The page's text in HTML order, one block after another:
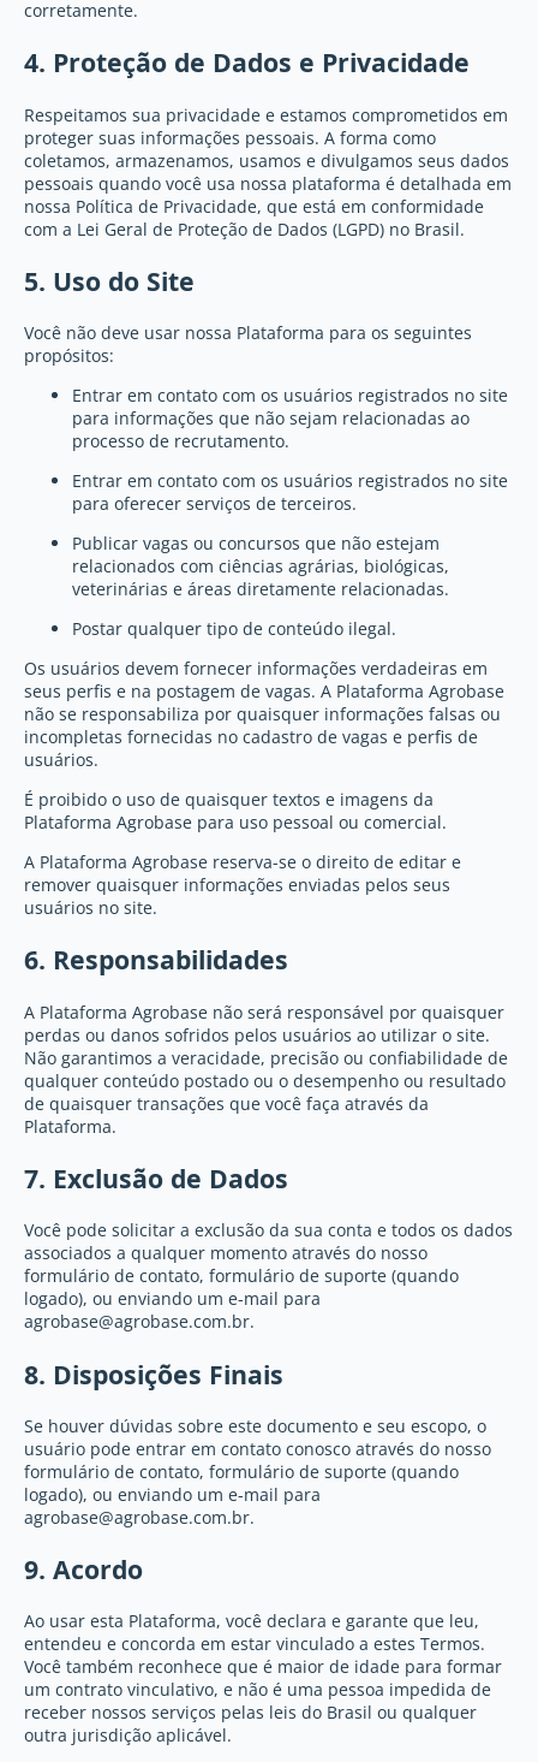
corretamente.
4. Proteção de Dados e Privacidade
Respeitamos sua privacidade e estamos comprometidos em
proteger suas informações pessoais. A forma como
coletamos, armazenamos, usamos e divulgamos seus dados
pessoais quando você usa nossa plataforma é detalhada em
nossa Política de Privacidade, que está em conformidade
com a Lei Geral de Proteção de Dados (LGPD) no Brasil.
5. Uso do Site
Você não deve usar nossa Plataforma para os seguintes
propósitos:
Entrar em contato com os usuários registrados no site
para informações que não sejam relacionadas ao
processo de recrutamento.
Entrar em contato com os usuários registrados no site
para oferecer serviços de terceiros.
Publicar vagas ou concursos que não estejam
relacionados com ciências agrárias, biológicas,
veterinárias e áreas diretamente relacionadas.
Postar qualquer tipo de conteúdo ilegal.
Os usuários devem fornecer informações verdadeiras em
seus perfis e na postagem de vagas. A Plataforma Agrobase
não se responsabiliza por quaisquer informações falsas ou
incompletas fornecidas no cadastro de vagas e perfis de
usuários.
É proibido o uso de quaisquer textos e imagens da
Plataforma Agrobase para uso pessoal ou comercial.
A Plataforma Agrobase reserva-se o direito de editar e
remover quaisquer informações enviadas pelos seus
usuários no site.
6. Responsabilidades
A Plataforma Agrobase não será responsável por quaisquer
perdas ou danos sofridos pelos usuários ao utilizar o site.
Não garantimos a veracidade, precisão ou confiabilidade de
qualquer conteúdo postado ou o desempenho ou resultado
de quaisquer transações que você faça através da
Plataforma.
7. Exclusão de Dados
Você pode solicitar a exclusão da sua conta e todos os dados
associados a qualquer momento através do nosso
formulário de contato, formulário de suporte (quando
logado), ou enviando um e-mail para
agrobase@agrobase.com.br.
8. Disposições Finais
Se houver dúvidas sobre este documento e seu escopo, o
usuário pode entrar em contato conosco através do nosso
formulário de contato, formulário de suporte (quando
logado), ou enviando um e-mail para
agrobase@agrobase.com.br.
9. Acordo
Ao usar esta Plataforma, você declara e garante que leu,
entendeu e concorda em estar vinculado a estes Termos.
Você também reconhece que é maior de idade para formar
um contrato vinculativo, e não é uma pessoa impedida de
receber nossos serviços pelas leis do Brasil ou qualquer
outra jurisdição aplicável.